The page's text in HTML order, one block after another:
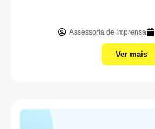
Assessoria de Imprensa
Ver mais